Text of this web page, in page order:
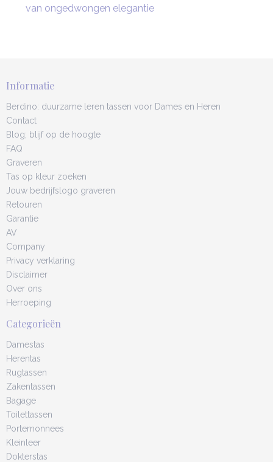
van ongedwongen elegantie
Informatie
Berdino: duurzame leren tassen voor Dames en Heren
Contact
Blog; blijf op de hoogte
FAQ
Graveren
Tas op kleur zoeken
Jouw bedrijfslogo graveren
Retouren
Garantie
AV
Company
Privacy verklaring
Disclaimer
Over ons
Herroeping
Categorieën
Damestas
Herentas
Rugtassen
Zakentassen
Bagage
Toilettassen
Portemonnees
Kleinleer
Dokterstas